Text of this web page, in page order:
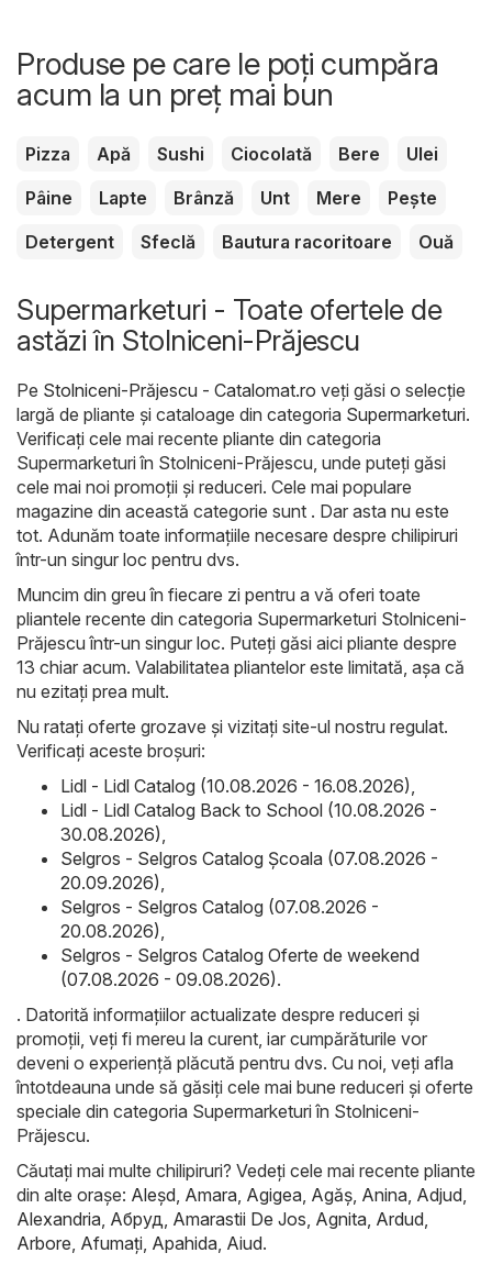
Produse pe care le poți cumpăra
acum la un preț mai bun
Pizza Apă Sushi Ciocolată Bere
Ulei
Pâine
Lapte Brânză Unt Mere
Pește
Detergent
Sfeclă Bautura racoritoare Ouă
Supermarketuri - Toate ofertele de
astăzi în Stolniceni-Prăjescu
Pe Stolniceni-Prăjescu - Catalomat.ro veți găsi o selecție
largă de pliante și cataloage din categoria Supermarketuri.
Verificați cele mai recente pliante din categoria
Supermarketuri în Stolniceni-Prăjescu, unde puteți găsi
cele mai noi promoții și reduceri. Cele mai populare
magazine din această categorie sunt . Dar asta nu este
tot. Adunăm toate informațiile necesare despre chilipiruri
într-un singur loc pentru dvs.
Muncim din greu în fiecare zi pentru a vă oferi toate
pliantele recente din categoria Supermarketuri Stolniceni-
Prăjescu într-un singur loc. Puteți găsi aici pliante despre
13 chiar acum. Valabilitatea pliantelor este limitată, așa că
nu ezitați prea mult.
Nu ratați oferte grozave și vizitați site-ul nostru regulat.
Verificați aceste broșuri:
Lidl - Lidl Catalog (10.08.2026 - 16.08.2026),
Lidl - Lidl Catalog Back to School (10.08.2026 -
30.08.2026),
Selgros - Selgros Catalog Şcoala (07.08.2026 -
20.09.2026),
Selgros - Selgros Catalog (07.08.2026 -
20.08.2026),
Selgros - Selgros Catalog Oferte de weekend
(07.08.2026 - 09.08.2026).
. Datorită informațiilor actualizate despre reduceri și
promoții, veți fi mereu la curent, iar cumpărăturile vor
deveni o experiență plăcută pentru dvs. Cu noi, veți afla
întotdeauna unde să găsiți cele mai bune reduceri și oferte
speciale din categoria Supermarketuri în Stolniceni-
Prăjescu.
Căutați mai multe chilipiruri? Vedeți cele mai recente pliante
din alte orașe: Aleşd, Amara, Agigea, Agăş, Anina, Adjud,
Alexandria, Абруд, Amarastii De Jos, Agnita, Ardud,
Arbore, Afumaţi, Apahida, Aiud.